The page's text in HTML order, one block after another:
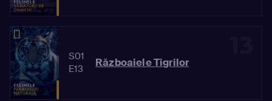
S01
E13
Războaiele Tigrilor